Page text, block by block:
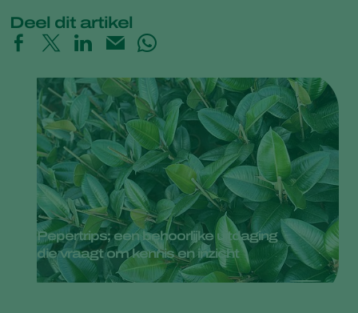
Deel dit artikel
Pepertrips; een behoorlijke uitdaging
die vraagt om kennis en inzicht